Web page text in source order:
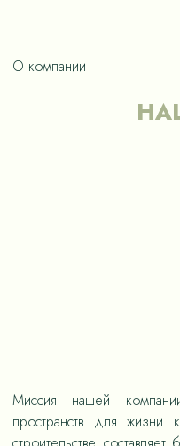
О компании
Миссия нашей
пространств для